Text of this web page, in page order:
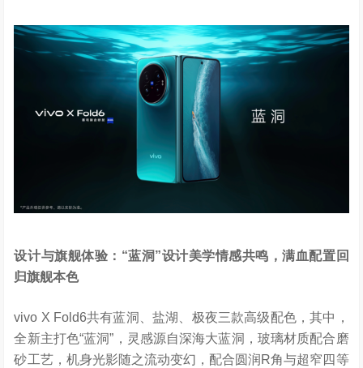
设计与旗舰体验： “蓝洞”设计美学情感共鸣，满血配置回
归旗舰本色
vivo X Fold6共有蓝洞、盐湖、极夜三款高级配色，其中，
全新主打色“蓝洞”，灵感源自深海大蓝洞，玻璃材质配合磨
砂工艺，机身光影随之流动变幻，配合圆润R角与超窄四等